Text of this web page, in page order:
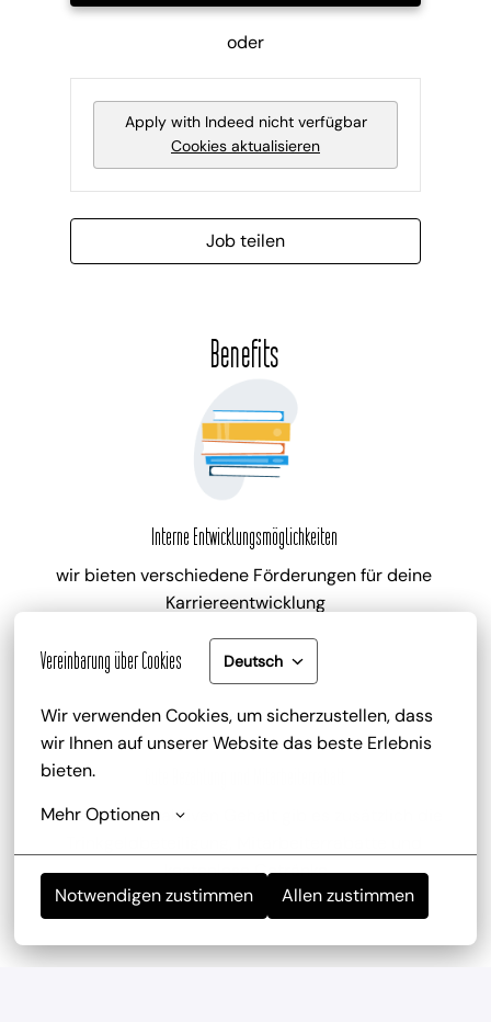
Vereinbarung über Cookies Deutsch
Wir verwenden Cookies, um sicherzustellen, dass
wir Ihnen auf unserer Website das beste Erlebnis
bieten.
Mehr Optionen
Notwendigen zustimmen Allen zustimmen
oder
Apply with Indeed nicht verfügbar
Cookies aktualisieren
Job teilen
Benefits
Interne Entwicklungsmöglichkeiten
wir bieten verschiedene Förderungen für deine
Karriereentwicklung
zu deinem attraktiven Gehalt gib es zusätzlich die
kostenlose Getränke